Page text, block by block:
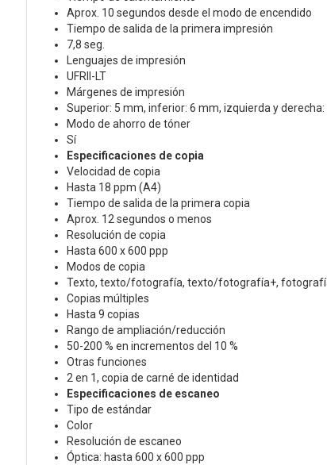
Aprox. 10 segundos desde el modo de encendido
Tiempo de salida de la primera impresión
7,8 seg.
Lenguajes de impresión
UFRII-LT
Márgenes de impresión
Superior: 5 mm, inferior: 6 mm, izquierda y
Modo de ahorro de tóner
Sí
Especificaciones de copia
Velocidad de copia
Hasta 18 ppm (A4)
Tiempo de salida de la primera copia
Aprox. 12 segundos o menos
Resolución de copia
Hasta 600 x 600 ppp
Modos de copia
Texto, texto/fotografía, texto/fotografía+,
Copias múltiples
Hasta 9 copias
Rango de ampliación/reducción
50-200 % en incrementos del 10 %
Otras funciones
2 en 1, copia de carné de identidad
Especificaciones de escaneo
Tipo de estándar
Color
Resolución de escaneo
Óptica: hasta 600 x 600 ppp